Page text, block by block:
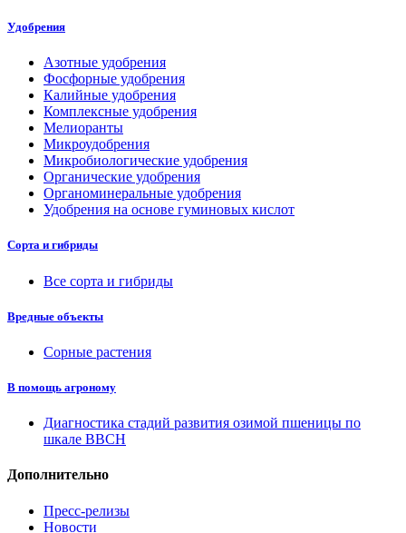
Удобрения
Азотные удобрения
Фосфорные удобрения
Калийные удобрения
Комплексные удобрения
Мелиоранты
Микроудобрения
Микробиологические удобрения
Органические удобрения
Органоминеральные удобрения
Удобрения на основе гуминовых кислот
Сорта и гибриды
Все сорта и гибриды
Вредные объекты
Сорные растения
В помощь агроному
Диагностика стадий развития озимой пшеницы по
шкале ВВСН
Дополнительно
Пресс-релизы
Новости